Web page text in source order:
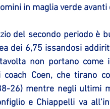
in maglia verde
del secondo periodo è
dei 6,75 issandosi
non portano come
Coen, che tirano
26) mentre negli ultimi
e Chiappelli va